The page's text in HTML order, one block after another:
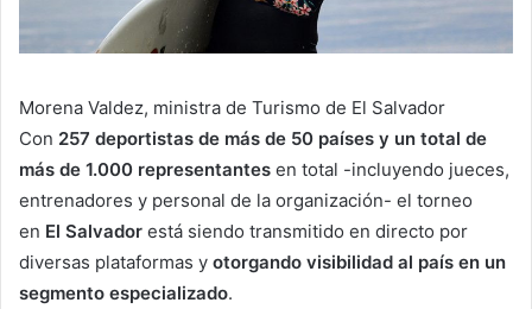
Morena Valdez, ministra de Turismo de El Salvador
Con 257 deportistas de más de 50 países y un total de
más de 1.000 representantes en total -incluyendo jueces,
entrenadores y personal de la organización- el torneo
en El Salvador está siendo transmitido en directo por
diversas plataformas y otorgando visibilidad al país en un
segmento especializado.